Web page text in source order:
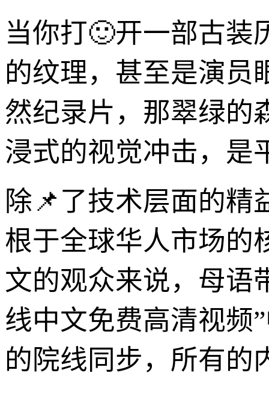
当你打🙂开一部古装
的纹理，甚至是演员
然纪录片，那翠绿的
浸式的视觉冲击，是
除📌了技术层面的精
根于全球华人市场的
文的观众来说，母语
线中文免费高清视频
的院线同步，所有的